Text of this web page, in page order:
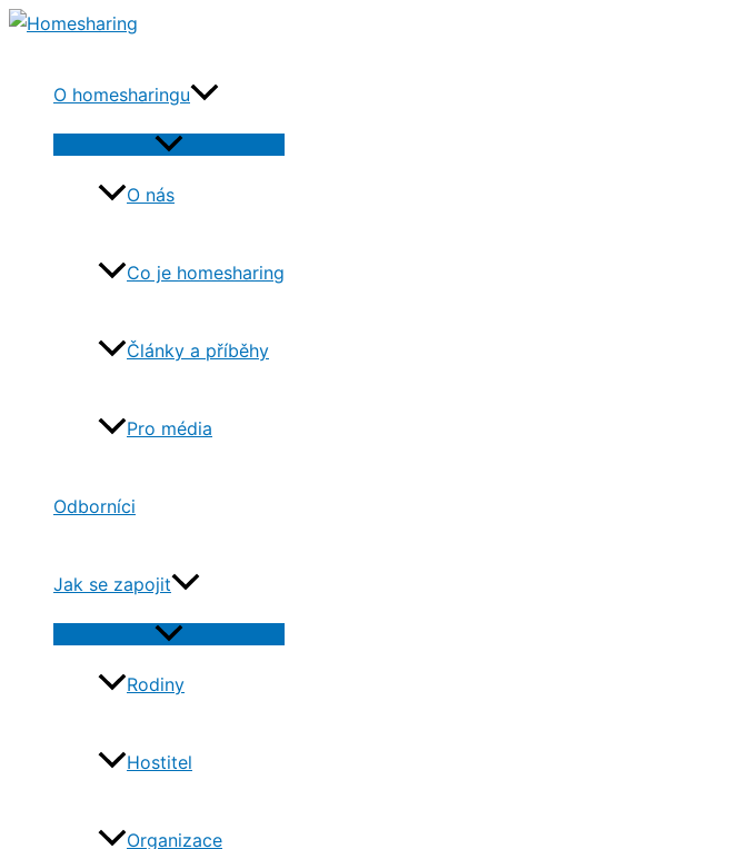
Přeskočit
O homesharingu
Přepínač
menu
O nás
Co je homesharing
Články a příběhy
Pro média
Odborníci
Jak se zapojit
Přepínač
menu
Rodiny
Hostitel
Organizace